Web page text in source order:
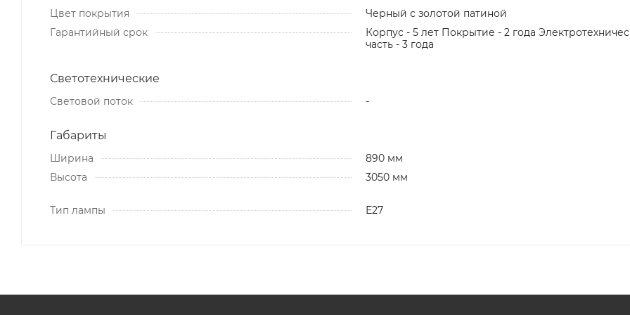
Цвет покрытия
Черный с золотой патиной
Гарантийный срок
Корпус - 5 лет Покрытие - 2 года
часть - 3 года
Светотехнические
Световой поток -
Габариты
Ширина
890 мм
Высота
3050 мм
Тип лампы Е27